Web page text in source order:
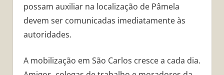
possam auxiliar na localização de Pâmela
devem ser comunicadas imediatamente às
autoridades.
A mobilização em São Carlos cresce a cada dia.